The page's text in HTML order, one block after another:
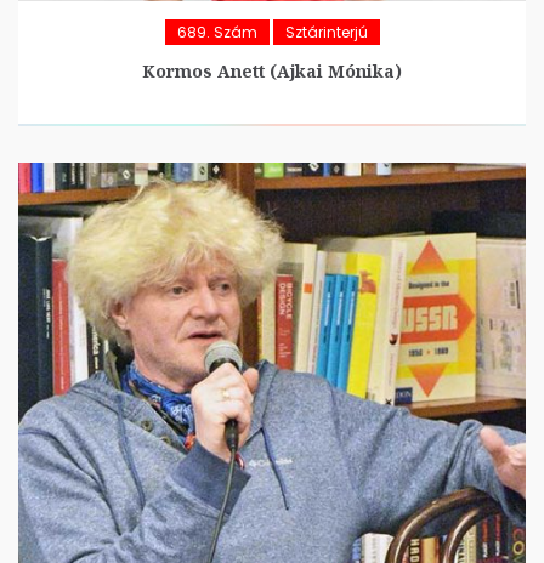
689. Szám Sztárinterjú
Kormos Anett (Ajkai Mónika)